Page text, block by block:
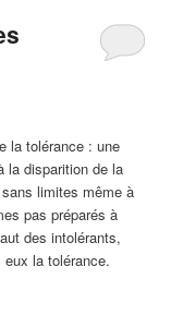
la tolérance : une
la disparition de la
limites même à
pas préparés à
des intolérants,
la tolérance.